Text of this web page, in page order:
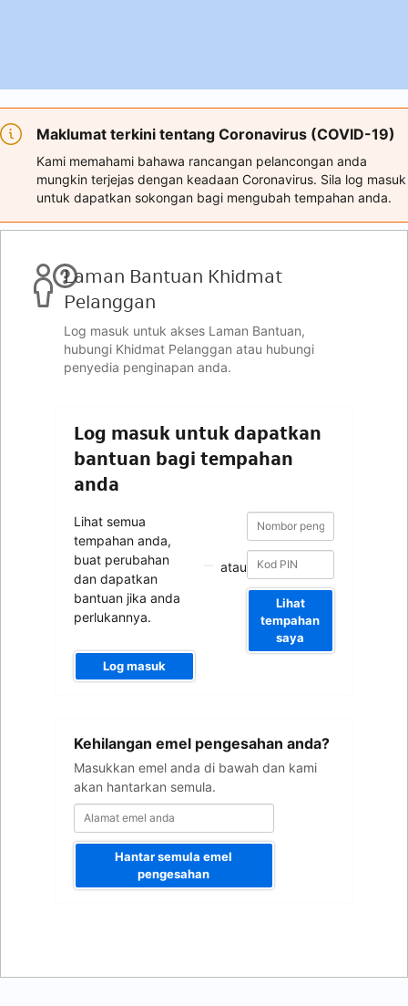
Maklumat terkini tentang Coronavirus (COVID-19)
Kami memahami bahawa rancangan pelancongan anda
mungkin terjejas dengan keadaan Coronavirus. Sila log masuk
untuk dapatkan sokongan bagi mengubah tempahan anda.
Laman Bantuan Khidmat
Pelanggan
Log masuk untuk akses Laman Bantuan,
hubungi Khidmat Pelanggan atau hubungi
penyedia penginapan anda.
Log masuk untuk dapatkan
bantuan bagi tempahan
anda
Lihat semua
tempahan anda,
buat perubahan
dan dapatkan
bantuan jika anda
perlukannya.
Log masuk
atau
Nombor
pengesahan
Nombor
pengesahan
Lihat
tempahan
saya
Kehilangan emel pengesahan anda?
Masukkan emel anda di bawah dan kami
akan hantarkan semula.
anda
Hantar semula emel
pengesahan